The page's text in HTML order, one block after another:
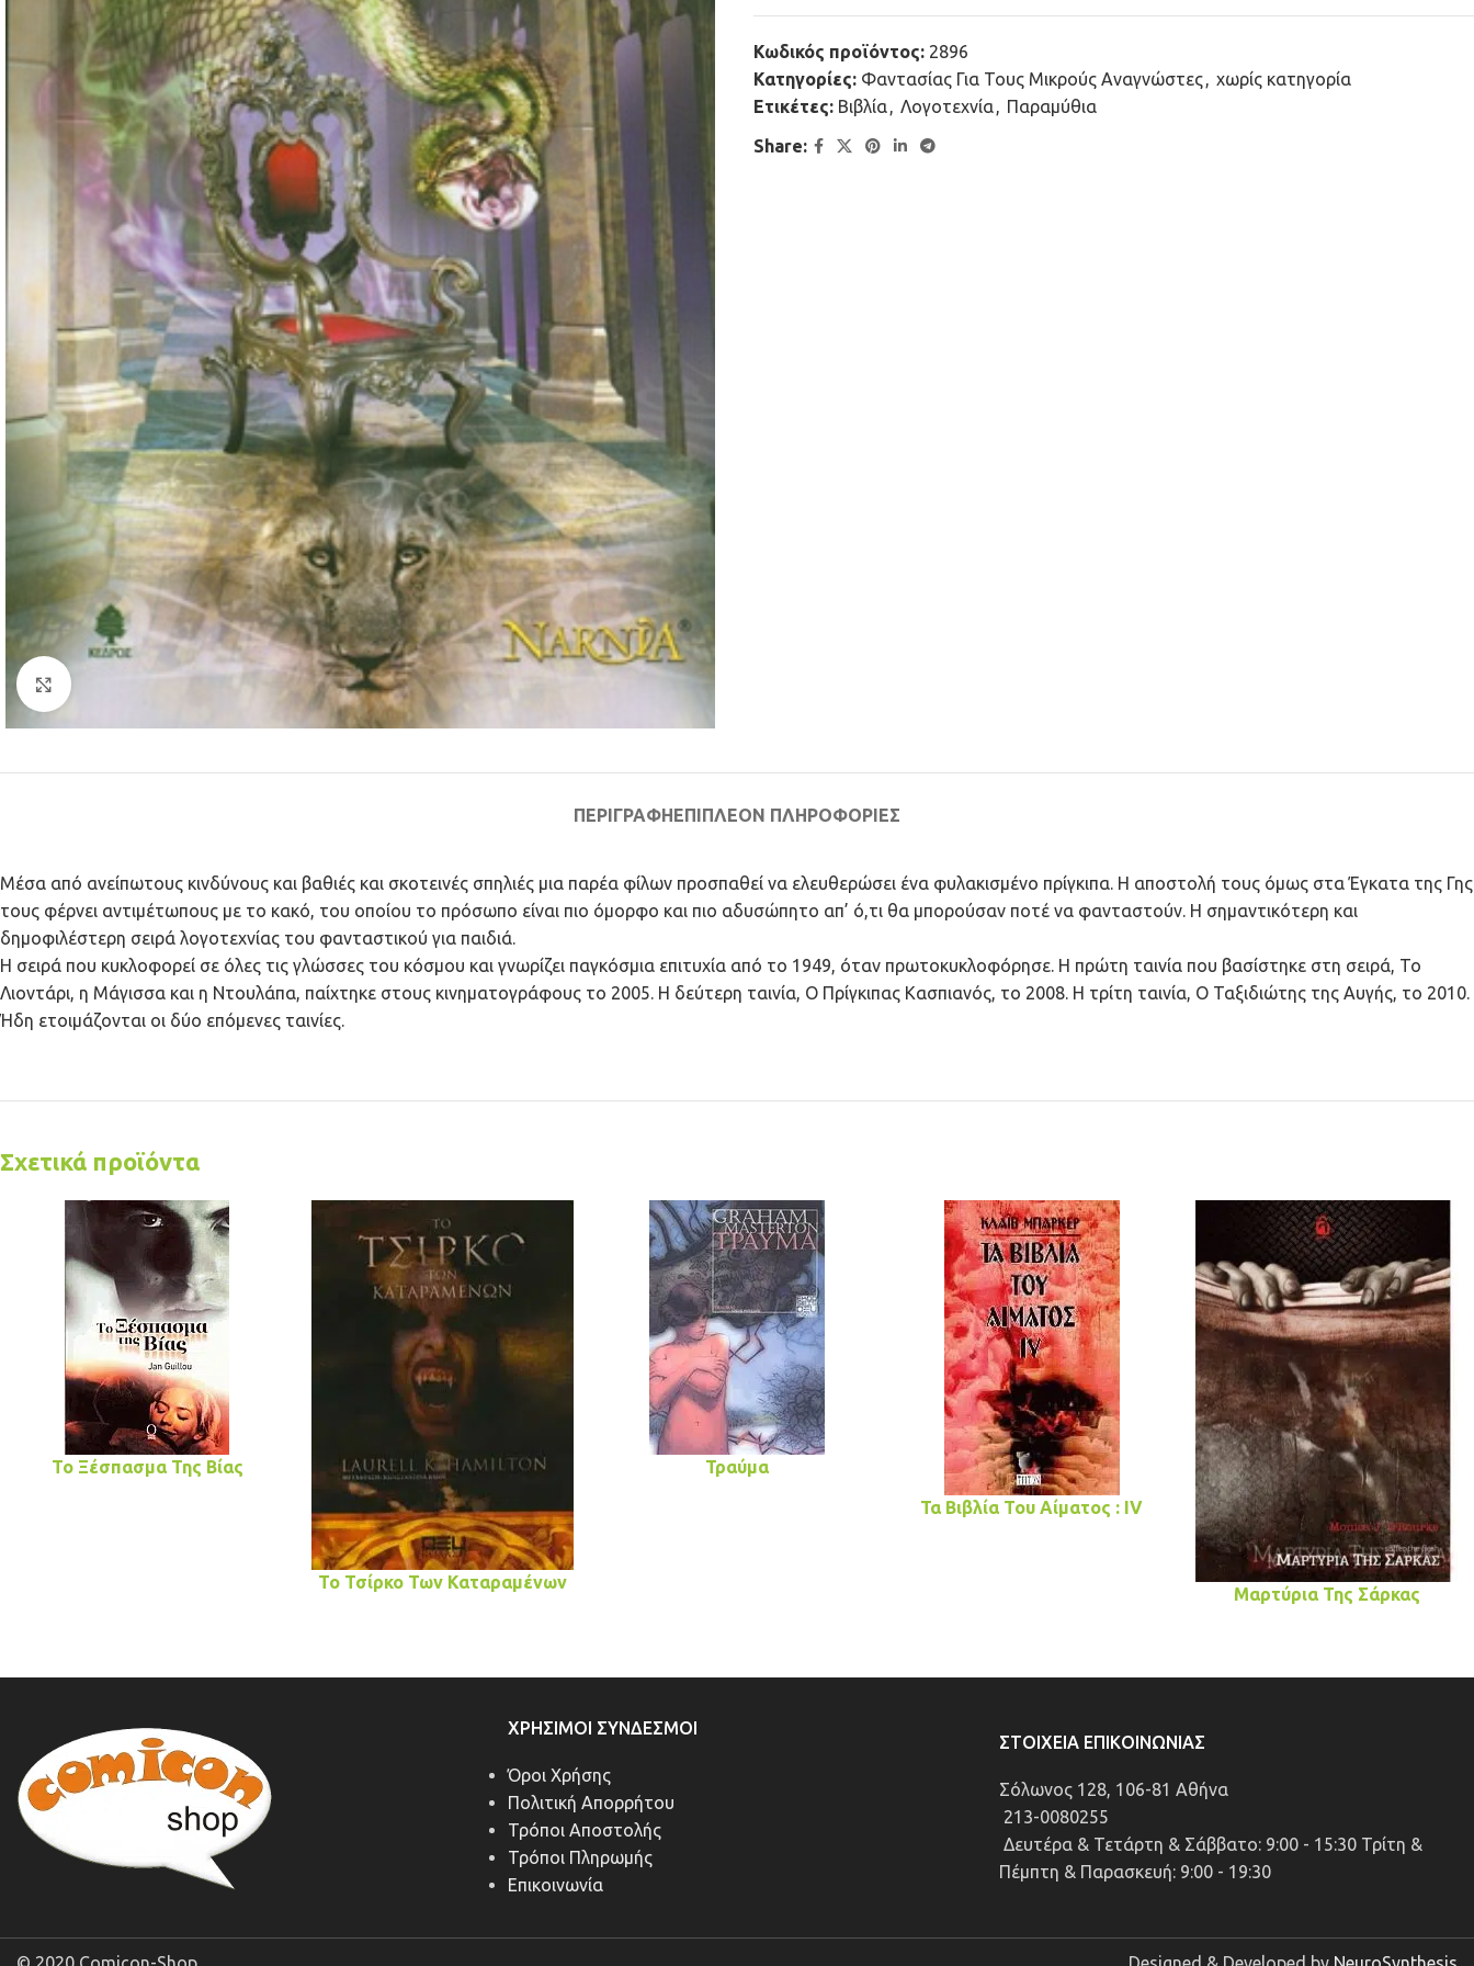
Κωδικός προϊόντος: 2896
Κατηγορίες: Φαντασίας Για Τους Μικρούς Αναγνώστες, χωρίς κατηγορία
Ετικέτες: Βιβλία, Λογοτεχνία, Παραμύθια
Share:
ΠΕΡΙΓΡΑΦΉΕΠΙΠΛΈΟΝ ΠΛΗΡΟΦΟΡΊΕΣ
Μέσα από ανείπωτους κινδύνους και βαθιές και σκοτεινές σπηλιές μια παρέα φίλων προσπαθεί να ελευθερώσει ένα φυλακισμένο πρίγκιπα. Η αποστολή τους όμως στα Έγκατα της Γης
τους φέρνει αντιμέτωπους με το κακό, του οποίου το πρόσωπο είναι πιο όμορφο και πιο αδυσώπητο απ’ ό,τι θα μπορούσαν ποτέ να φανταστούν. Η σημαντικότερη και
δημοφιλέστερη σειρά λογοτεχνίας του φανταστικού για παιδιά.
Η σειρά που κυκλοφορεί σε όλες τις γλώσσες του κόσμου και γνωρίζει παγκόσμια επιτυχία από το 1949, όταν πρωτοκυκλοφόρησε. Η πρώτη ταινία που βασίστηκε στη σειρά, Το
Λιοντάρι, η Μάγισσα και η Ντουλάπα, παίχτηκε στους κινηματογράφους το 2005. Η δεύτερη ταινία, Ο Πρίγκιπας Κασπιανός, το 2008. Η τρίτη ταινία, Ο Ταξιδιώτης της Αυγής, το 2010.
Ήδη ετοιμάζονται οι δύο επόμενες ταινίες.
Σχετικά προϊόντα
Το Ξέσπασμα Της Βίας
Το Τσίρκο Των Καταραμένων
Τραύμα
Τα Βιβλία Του Αίματος : IV
Μαρτύρια Της Σάρκας
ΧΡΉΣΙΜΟΙ ΣΎΝΔΕΣΜΟΙ
Όροι Χρήσης
Πολιτική Απορρήτου
Τρόποι Αποστολής
Τρόποι Πληρωμής
Επικοινωνία
ΣΤΟΙΧΕΊΑ ΕΠΙΚΟΙΝΩΝΊΑΣ
Σόλωνος 128, 106-81 Αθήνα
213-0080255
Δευτέρα & Τετάρτη & Σάββατο: 9:00 - 15:30 Τρίτη &
Πέμπτη & Παρασκευή: 9:00 - 19:30